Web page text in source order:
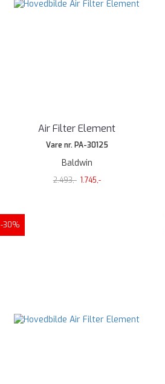
Air Filter Element
Vare nr. PA-30125
Baldwin
2.493,- 1.745,-
-30%